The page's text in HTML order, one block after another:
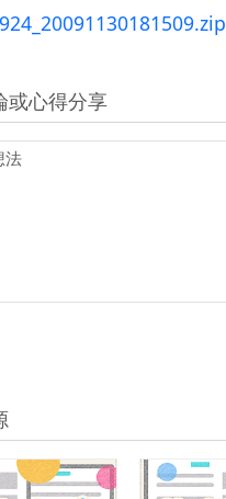
或心得分享